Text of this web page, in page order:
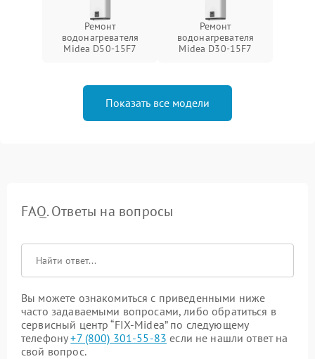
Ремонт
водонагревателя
Midea D50-15F7
Ремонт
водонагревателя
Midea D30-15F7
Показать все модели
FAQ. Ответы на вопросы
Вы можете ознакомиться с приведенными ниже
часто задаваемыми вопросами, либо обратиться в
сервисный центр “FIX-Midea” по следующему
телефону+7 (800) 301-55-83 если не нашли ответ на
свой вопрос.